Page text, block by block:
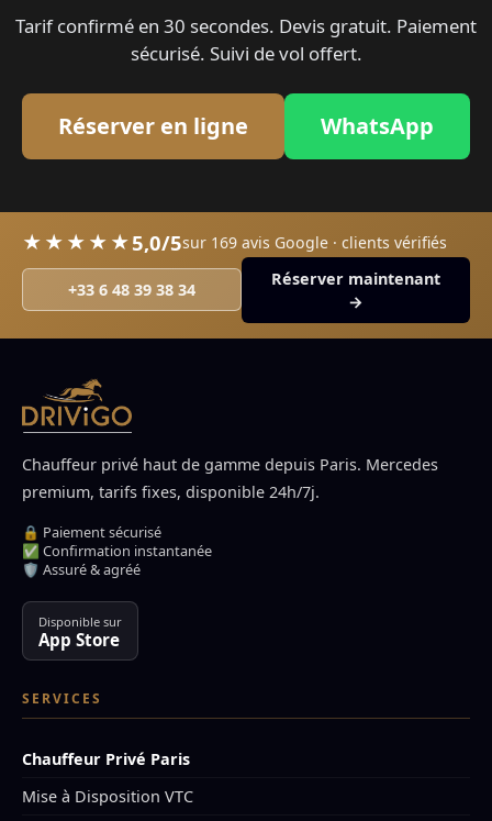
Tarif confirmé en 30 secondes. Devis gratuit. Paiement
sécurisé. Suivi de vol offert.
Réserver en ligne WhatsApp
★★★★★5,0/5sur 169 avis Google · clients vérifiés
+33 6 48 39 38 34
Réserver maintenant
→
Chauffeur privé haut de gamme depuis Paris. Mercedes
premium, tarifs fixes, disponible 24h/7j.
🔒 Paiement sécurisé
✅ Confirmation instantanée
🛡️ Assuré & agréé
Disponible sur
App Store
SERVICES
Chauffeur Privé Paris
Mise à Disposition VTC